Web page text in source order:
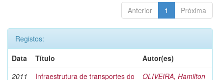
Anterior 1 Próxima
Registos:
Data
Título
Autor(es)
2011
Infraestrutura de transportes do
OLIVEIRA, Hamilton